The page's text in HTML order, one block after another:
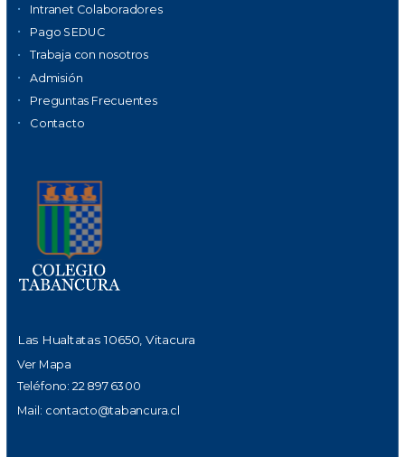
Intranet Colaboradores
Pago SEDUC
Trabaja con nosotros
Admisión
Preguntas Frecuentes
Contacto
Las Hualtatas 10650, Vitacura
Ver Mapa
Teléfono: 22 897 6300
Mail: contacto@tabancura.cl